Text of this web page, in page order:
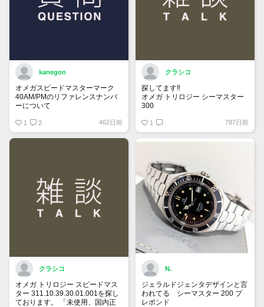
kanegon
オメガスピードマスターマーク
40AM/PMのリファレンスナンバ
ーについて
保証書にはREF:35205300とある
のですが、裏蓋の内側を見ると
175 0084
1 2 462日前
クラシコ
探してます‼️
オメガ トリロジー シーマスター
300
全て有り綺麗な個体をお持ちで
90万円前後で譲って頂ける方、
宜しくお願い致します。
1 787日前
クラシコ
オメガ トリロジー スピードマス
ター 311.10.39.30.01.001を探し
ております。 「未使用、国内正
N.
ジェラルドジェンタデザインと言
われてる シーマスター 200 プ
レポンド